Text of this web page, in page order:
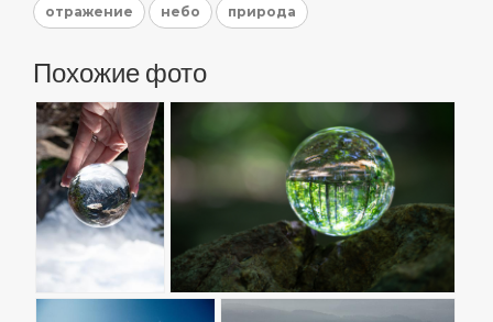
отражение небо природа
Похожие фото